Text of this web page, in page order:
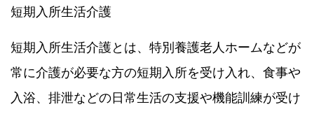
短期入所生活介護
短期入所生活介護とは、特別養護老人ホームなどが
常に介護が必要な方の短期入所を受け入れ、食事や
入浴、排泄などの日常生活の支援や機能訓練が受け